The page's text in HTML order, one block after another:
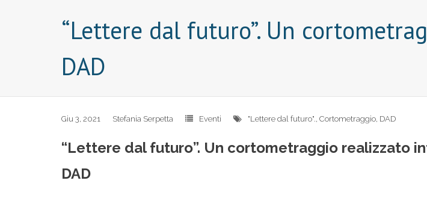
“Lettere dal futuro”. Un
DAD
Giu 3, 2021 Stefania Serpetta Eventi "Lettere dal futuro"., Cortometraggio, DAD
“Lettere dal futuro”. Un cortometraggio realizzato
DAD